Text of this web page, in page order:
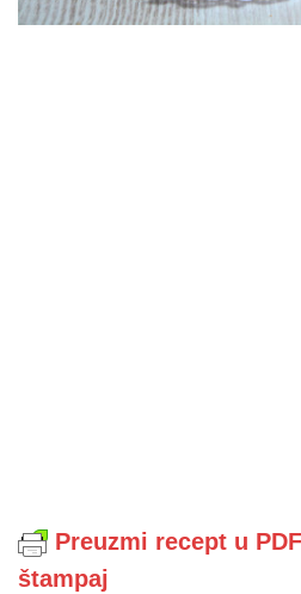
Preuzmi recept u
štampaj